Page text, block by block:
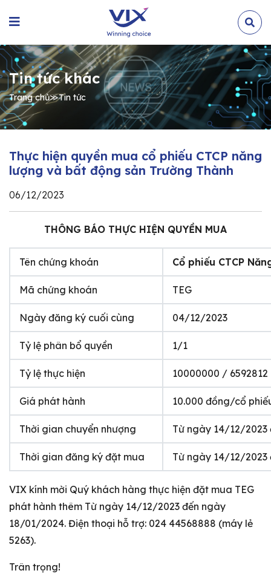
Tin tức khác
Trang chủ≫Tin tức
Thực hiện quyền mua cổ phiếu CTCP năng
lượng và bất động sản Trường Thành
06/12/2023
THÔNG BÁO THỰC HIỆN QUYỀN MUA
Tên chứng khoán Cổ phiếu CTCP
Mã chứng khoán TEG
Ngày đăng ký cuối cùng 04/12/2023
Tỷ lệ phân bổ quyền 1/1
Tỷ lệ thực hiện 10000000 / 6592812
Giá phát hành 10.000 đồng/cổ
Thời gian chuyển nhượng Từ ngày 14/12/
Thời gian đăng ký đặt mua Từ ngày 14/12/
VIX kính mời Quý khách hàng thực hiện đặt mua TEG
phát hành thêm Từ ngày 14/12/2023 đến ngày
18/01/2024. Điện thoại hỗ trợ: 024 44568888 (máy lẻ
5263).
Trân trọng!